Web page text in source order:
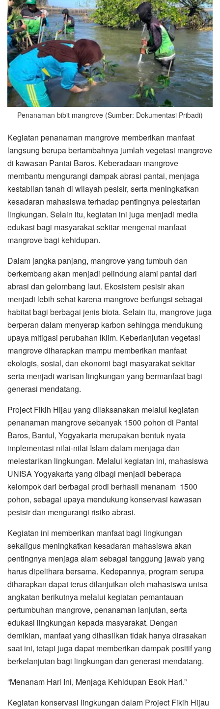
Penanaman bibit mangrove (Sumber: Dokumentasi Pribadi)
Kegiatan penanaman mangrove memberikan manfaat
langsung berupa bertambahnya jumlah vegetasi mangrove
di kawasan Pantai Baros. Keberadaan mangrove
membantu mengurangi dampak abrasi pantai, menjaga
kestabilan tanah di wilayah pesisir, serta meningkatkan
kesadaran mahasiswa terhadap pentingnya pelestarian
lingkungan. Selain itu, kegiatan ini juga menjadi media
edukasi bagi masyarakat sekitar mengenai manfaat
mangrove bagi kehidupan.
Dalam jangka panjang, mangrove yang tumbuh dan
berkembang akan menjadi pelindung alami pantai dari
abrasi dan gelombang laut. Ekosistem pesisir akan
menjadi lebih sehat karena mangrove berfungsi sebagai
habitat bagi berbagai jenis biota. Selain itu, mangrove juga
berperan dalam menyerap karbon sehingga mendukung
upaya mitigasi perubahan iklim. Keberlanjutan vegetasi
mangrove diharapkan mampu memberikan manfaat
ekologis, sosial, dan ekonomi bagi masyarakat sekitar
serta menjadi warisan lingkungan yang bermanfaat bagi
generasi mendatang.
Project Fikih Hijau yang dilaksanakan melalui kegiatan
penanaman mangrove sebanyak 1500 pohon di Pantai
Baros, Bantul, Yogyakarta merupakan bentuk nyata
implementasi nilai-nilai Islam dalam menjaga dan
melestarikan lingkungan. Melalui kegiatan ini, mahasiswa
UNISA Yogyakarta yang dibagi menjadi beberapa
kelompok dari berbagai prodi berhasil menanam 1500
pohon, sebagai upaya mendukung konservasi kawasan
pesisir dan mengurangi risiko abrasi.
Kegiatan ini memberikan manfaat bagi lingkungan
sekaligus meningkatkan kesadaran mahasiswa akan
pentingnya menjaga alam sebagai tanggung jawab yang
harus dipelihara bersama. Kedepannya, program serupa
diharapkan dapat terus dilanjutkan oleh mahasiswa unisa
angkatan berikutnya melalui kegiatan pemantauan
pertumbuhan mangrove, penanaman lanjutan, serta
edukasi lingkungan kepada masyarakat. Dengan
demikian, manfaat yang dihasilkan tidak hanya dirasakan
saat ini, tetapi juga dapat memberikan dampak positif yang
berkelanjutan bagi lingkungan dan generasi mendatang.
“Menanam Hari Ini, Menjaga Kehidupan Esok Hari.”
Kegiatan konservasi lingkungan dalam Project Fikih Hijau